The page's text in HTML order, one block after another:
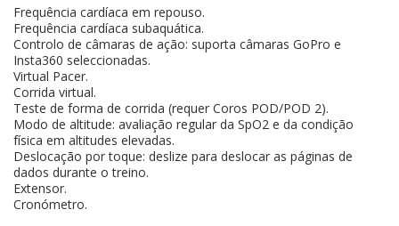
Frequência cardíaca em repouso.
Frequência cardíaca subaquática.
Controlo de câmaras de ação: suporta câmaras GoPro e
Insta360 seleccionadas.
Virtual Pacer.
Corrida virtual.
Teste de forma de corrida (requer Coros POD/POD 2).
Modo de altitude: avaliação regular da SpO2 e da condição
física em altitudes elevadas.
Deslocação por toque: deslize para deslocar as páginas de
dados durante o treino.
Extensor.
Cronómetro.